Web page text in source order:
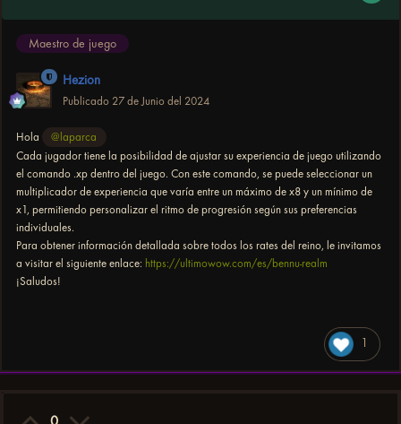
Maestro de juego
Hezion
Publicado 27 de Junio del 2024
Hola
@laparca
Cada jugador tiene la posibilidad de ajustar su experiencia de juego utilizando
el comando .xp dentro del juego. Con este comando, se puede seleccionar un
multiplicador de experiencia que varía entre un máximo de x8 y un mínimo de
x1, permitiendo personalizar el ritmo de progresión según sus preferencias
individuales.
Para obtener información detallada sobre todos los rates del reino, le invitamos
a visitar el siguiente enlace: https://ultimowow.com/es/bennu-realm
¡Saludos!
1